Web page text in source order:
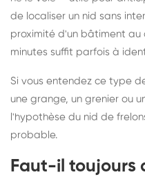
de localiser un nid sans
proximité d'un bâtiment au
minutes suffit parfois à
Si vous entendez ce type
une grange, un grenier ou
l'hypothèse du nid de
probable.
Faut-il toujours